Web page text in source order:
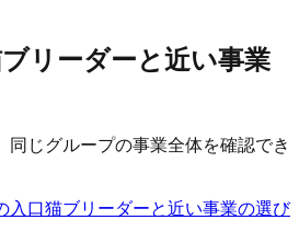
リーダーと近い事業
同じグループの事業全体を確認でき
入口猫ブリーダーと近い事業の選び